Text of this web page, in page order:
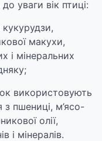
уваги вік птиці:
макухи,
і мінеральних
використовують
пшениці, м’ясо-
олії,
і мінералів.